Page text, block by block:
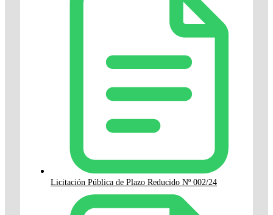
Licitación Pública de Plazo Reducido Nº 002/24